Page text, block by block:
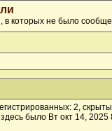
которых не было
2,
было Вт окт 14, 2025